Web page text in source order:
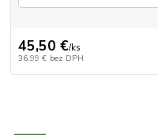
45,50 €/ks
36,99 € bez DPH